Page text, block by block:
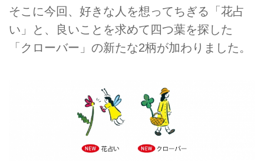
そこに今回、好きな人を想ってちぎる「花占
い」と、良いことを求めて四つ葉を探した
「クローバー」の新たな2柄が加わりました。